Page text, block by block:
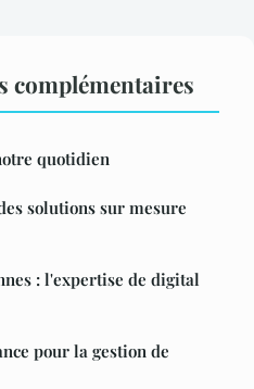
complémentaires
quotidien
solutions sur mesure
: l'expertise de digital
pour la gestion de